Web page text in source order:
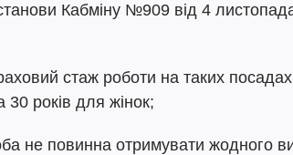
Кабміну №909 від 4
стаж роботи на таких
30 років для жінок;
не повинна отримувати жодного